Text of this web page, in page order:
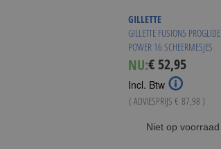
GILLETTE
GILLETTE FUSION5 PROGLIDE
POWER 16 SCHEERMESJES
NU:Special
Price
€ 52,95
Incl. Btw
( ADVIESPRIJS € 87,98 )
Niet op voorraad